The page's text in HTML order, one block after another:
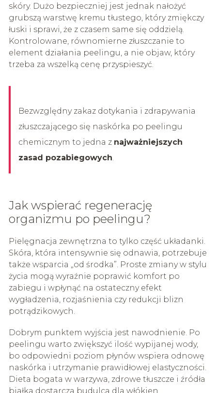
skóry. Dużo bezpieczniej jest jednak nałożyć
grubszą warstwę kremu tłustego, który zmiękczy
łuski i sprawi, że z czasem same się oddzielą.
Kontrolowane, równomierne złuszczanie to
element działania peelingu, a nie objaw, który
trzeba za wszelką cenę przyspieszyć.
Bezwzględny zakaz dotykania i zdrapywania
złuszczającego się naskórka po peelingu
chemicznym to jedna z najważniejszych
zasad pozabiegowych.
Jak wspierać regenerację
organizmu po peelingu?
Pielęgnacja zewnętrzna to tylko część układanki.
Skóra, która intensywnie się odnawia, potrzebuje
także wsparcia „od środka”. Proste zmiany w stylu
życia mogą wyraźnie poprawić komfort po
zabiegu i wpłynąć na ostateczny efekt
wygładzenia, rozjaśnienia czy redukcji blizn
potrądzikowych.
Dobrym punktem wyjścia jest nawodnienie. Po
peelingu warto zwiększyć ilość wypijanej wody,
bo odpowiedni poziom płynów wspiera odnowę
naskórka i utrzymanie prawidłowej elastyczności.
Dieta bogata w warzywa, zdrowe tłuszcze i źródła
białka dostarcza budulca dla włókien